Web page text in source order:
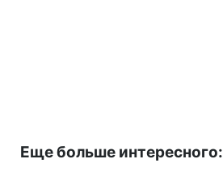
Еще больше интересного: